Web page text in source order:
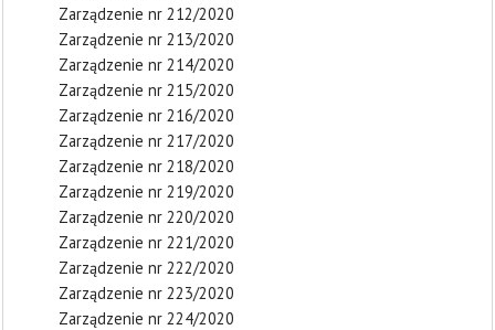
Zarządzenie nr 212/2020
Zarządzenie nr 213/2020
Zarządzenie nr 214/2020
Zarządzenie nr 215/2020
Zarządzenie nr 216/2020
Zarządzenie nr 217/2020
Zarządzenie nr 218/2020
Zarządzenie nr 219/2020
Zarządzenie nr 220/2020
Zarządzenie nr 221/2020
Zarządzenie nr 222/2020
Zarządzenie nr 223/2020
Zarządzenie nr 224/2020